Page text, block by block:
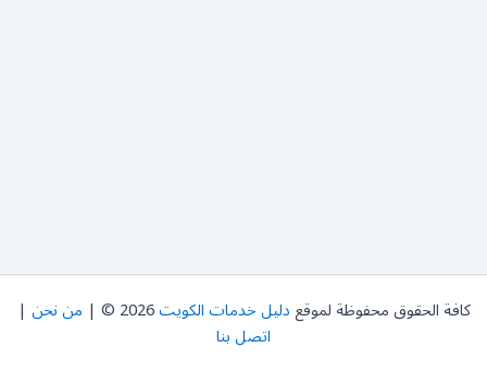
كافة الحقوق محفوظة لموقعدليل خدمات الكويت2026 © | من نحن |
اتصل بنا